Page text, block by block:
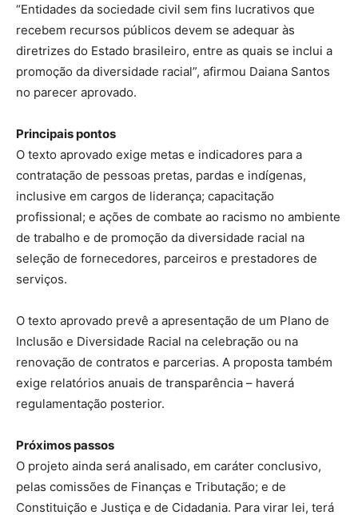
“Entidades da sociedade civil sem fins lucrativos que
recebem recursos públicos devem se adequar às
diretrizes do Estado brasileiro, entre as quais se inclui a
promoção da diversidade racial”, afirmou Daiana Santos
no parecer aprovado.
Principais pontos
O texto aprovado exige metas e indicadores para a
contratação de pessoas pretas, pardas e indígenas,
inclusive em cargos de liderança; capacitação
profissional; e ações de combate ao racismo no ambiente
de trabalho e de promoção da diversidade racial na
seleção de fornecedores, parceiros e prestadores de
serviços.
O texto aprovado prevê a apresentação de um Plano de
Inclusão e Diversidade Racial na celebração ou na
renovação de contratos e parcerias. A proposta também
exige relatórios anuais de transparência – haverá
regulamentação posterior.
Próximos passos
O projeto ainda será analisado, em caráter conclusivo,
pelas comissões de Finanças e Tributação; e de
Constituição e Justiça e de Cidadania. Para virar lei, terá